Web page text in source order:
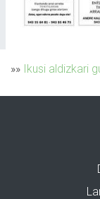
»» Ikusi aldizkari